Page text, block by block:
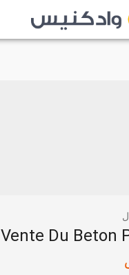
Vente Du Beton